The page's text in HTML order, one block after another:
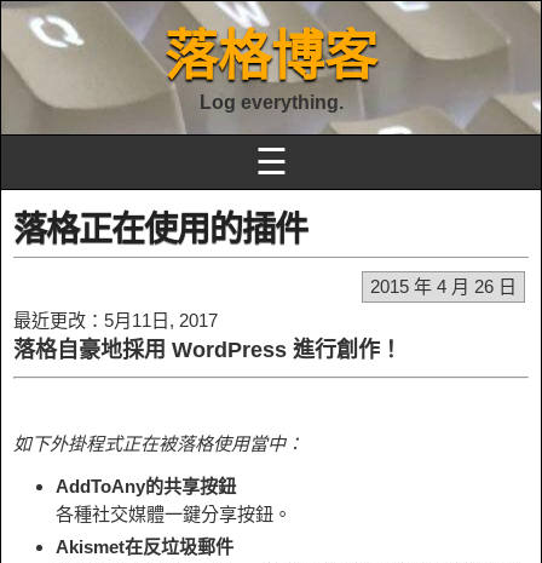
落格博客
Log everything.
☰
落格正在使用的插件
2015 年 4 月 26 日
最近更改：5月11日, 2017
落格自豪地採用 WordPress 進行創作！
如下外掛程式正在被落格使用當中：
AddToAny的共享按鈕
各種社交媒體一鍵分享按鈕。
Akismet在反垃圾郵件